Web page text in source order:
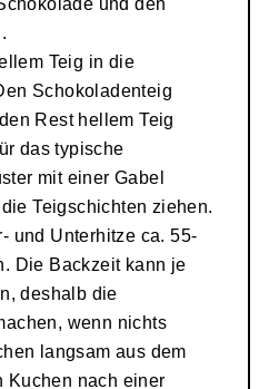
Teig in die
Schokoladenteig
Rest hellem Teig
das typische
mit einer Gabel
Teigschichten ziehen.
und Unterhitze ca. 55-
Die Backzeit kann je
deshalb die
wenn nichts
langsam aus dem
Kuchen nach einer